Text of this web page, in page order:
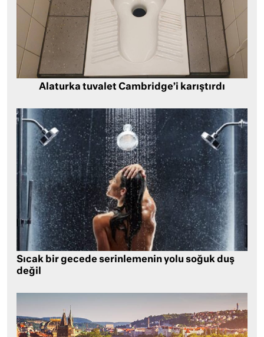
Alaturka tuvalet Cambridge’i karıştırdı
Sıcak bir gecede serinlemenin yolu soğuk duş
değil